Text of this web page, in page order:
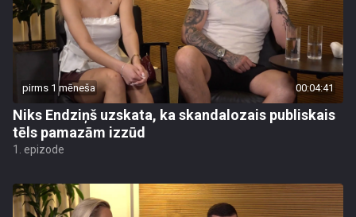
pirms 1 mēneša 00:04:41
Niks Endziņš uzskata, ka skandalozais publiskais
tēls pamazām izzūd
1. epizode